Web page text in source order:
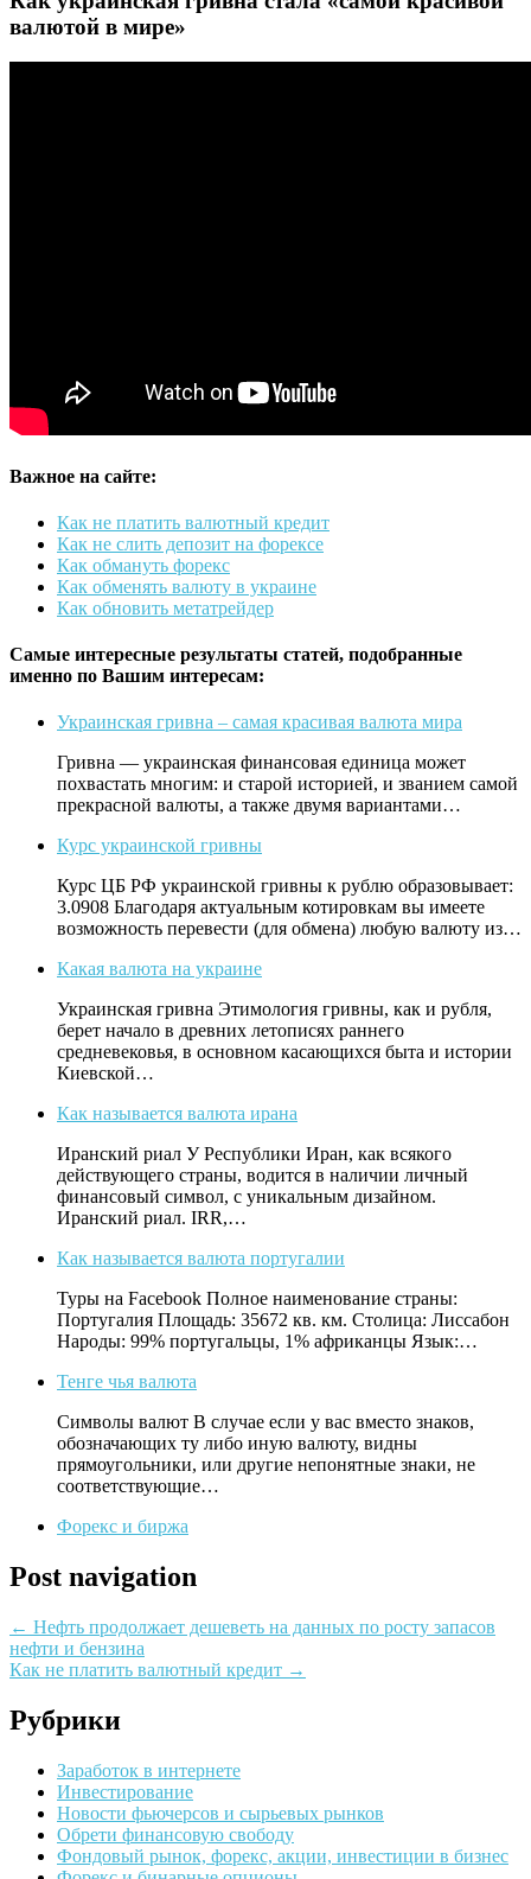
валютой в мире»
Важное на сайте:
Как не платить валютный кредит
Как не слить депозит на форексе
Как обмануть форекс
Как обменять валюту в украине
Как обновить метатрейдер
Самые интересные результаты статей, подобранные
именно по Вашим интересам:
Украинская гривна – самая красивая валюта мира
Гривна — украинская финансовая единица может
похвастать многим: и старой историей, и званием самой
прекрасной валюты, а также двумя вариантами…
Курс украинской гривны
Курс ЦБ РФ украинской гривны к рублю образовывает:
3.0908 Благодаря актуальным котировкам вы имеете
возможность перевести (для обмена) любую валюту из…
Какая валюта на украине
Украинская гривна Этимология гривны, как и рубля,
берет начало в древних летописях раннего
средневековья, в основном касающихся быта и истории
Киевской…
Как называется валюта ирана
Иранский риал У Республики Иран, как всякого
действующего страны, водится в наличии личный
финансовый символ, с уникальным дизайном.
Иранский риал. IRR,…
Как называется валюта португалии
Туры на Facebook Полное наименование страны:
Португалия Площадь: 35672 кв. км. Столица: Лиссабон
Народы: 99% португальцы, 1% африканцы Язык:…
Тенге чья валюта
Символы валют В случае если у вас вместо знаков,
обозначающих ту либо иную валюту, видны
прямоугольники, или другие непонятные знаки, не
соответствующие…
Форекс и биржа
Post navigation
← Нефть продолжает дешеветь на данных по росту запасов
нефти и бензина
Как не платить валютный кредит →
Рубрики
Заработок в интернете
Инвестирование
Новости фьючерсов и сырьевых рынков
Обрети финансовую свободу
Фондовый рынок, форекс, акции, инвестиции в бизнес